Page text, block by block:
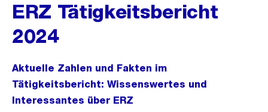
ERZ Tätigkeitsbericht
2024
Aktuelle Zahlen und Fakten im
Tätigkeitsbericht: Wissenswertes und
Interessantes über ERZ